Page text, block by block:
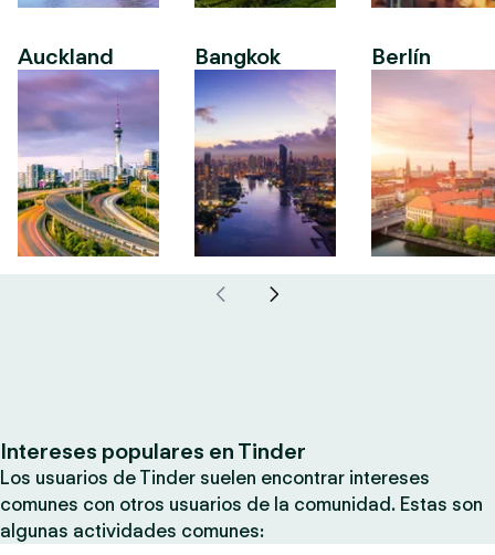
Auckland Bangkok Berlín
Intereses populares en Tinder
Los usuarios de Tinder suelen encontrar intereses
comunes con otros usuarios de la comunidad. Estas son
algunas actividades comunes: